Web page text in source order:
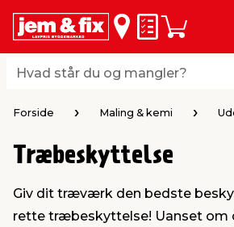
Hvad står du og mangler?
Hvad står du og mangler?
Huskeseddel
Indkøbskurv
loft & vægge
vinduer
& varme
& armatur
af værktøj
Forside Maling & kemi
Træbeskyttelse
Giv dit træværk den bedste
rette træbeskyttelse! Uanset